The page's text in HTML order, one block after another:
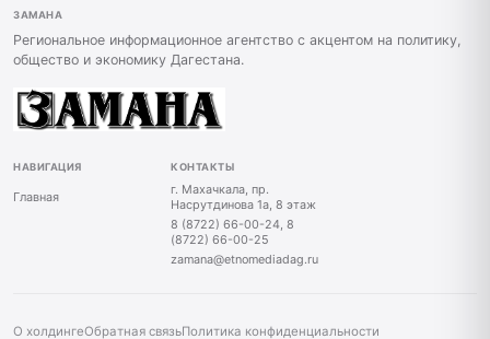
ЗАМАНА
Региональное информационное агентство с акцентом на политику,
общество и экономику Дагестана.
НАВИГАЦИЯ
Главная
КОНТАКТЫ
г. Махачкала, пр.
Насрутдинова 1а, 8 этаж
8 (8722) 66-00-24, 8
(8722) 66-00-25
zamana@etnomediadag.ru
О холдингеОбратная связьПолитика конфиденциальности